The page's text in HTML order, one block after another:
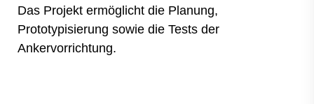
Das Projekt ermöglicht die Planung,
Prototypisierung sowie die Tests der
Ankervorrichtung.